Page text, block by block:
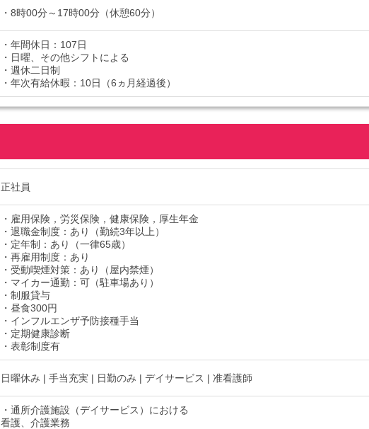
・8時00分～17時00分（休憩60分）
・年間休日：107日
・日曜、その他シフトによる
・週休二日制
・年次有給休暇：10日（6ヵ月経過後）
正社員
・雇用保険，労災保険，健康保険，厚生年金
・退職金制度：あり（勤続3年以上）
・定年制：あり（一律65歳）
・再雇用制度：あり
・受動喫煙対策：あり（屋内禁煙）
・マイカー通勤：可（駐車場あり）
・制服貸与
・昼食300円
・インフルエンザ予防接種手当
・定期健康診断
・表彰制度有
日曜休み | 手当充実 | 日勤のみ | デイサービス | 准看護師
・通所介護施設（デイサービス）における
看護、介護業務